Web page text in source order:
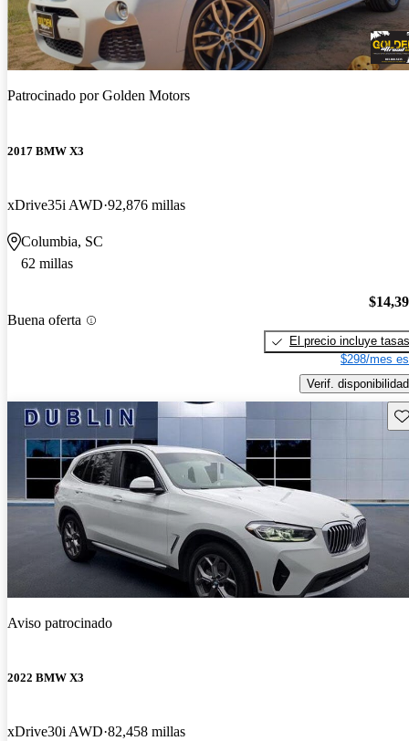
Patrocinado porGolden Motors
2017 BMW X3
xDrive35i AWD 92,876 millas
Columbia, SC
62 millas
Buena oferta
El precio incluye tasas
$298/mes
Verif. disponibilidad
Aviso patrocinado
2022 BMW X3
xDrive30i AWD 82,458 millas